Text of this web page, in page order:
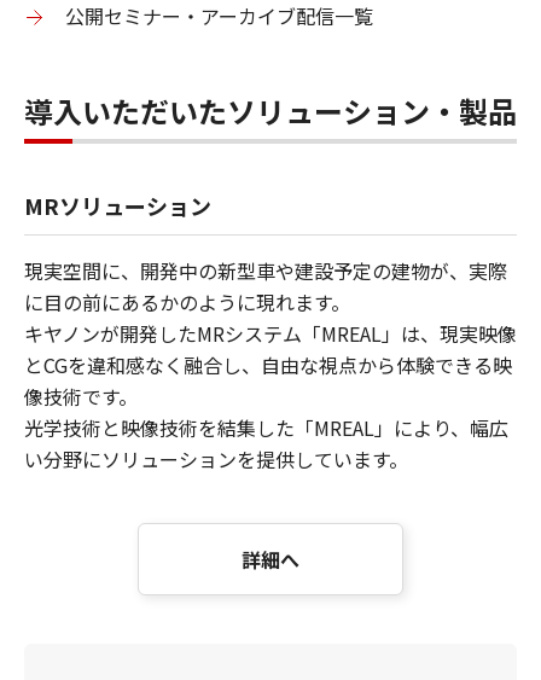
公開セミナー・アーカイブ配信一覧
導入いただいたソリューション・製品
MRソリューション
現実空間に、開発中の新型車や建設予定の建物が、実際
に目の前にあるかのように現れます。
キヤノンが開発したMRシステム「MREAL」は、現実映像
とCGを違和感なく融合し、自由な視点から体験できる映
像技術です。
光学技術と映像技術を結集した「MREAL」により、幅広
い分野にソリューションを提供しています。
詳細へ